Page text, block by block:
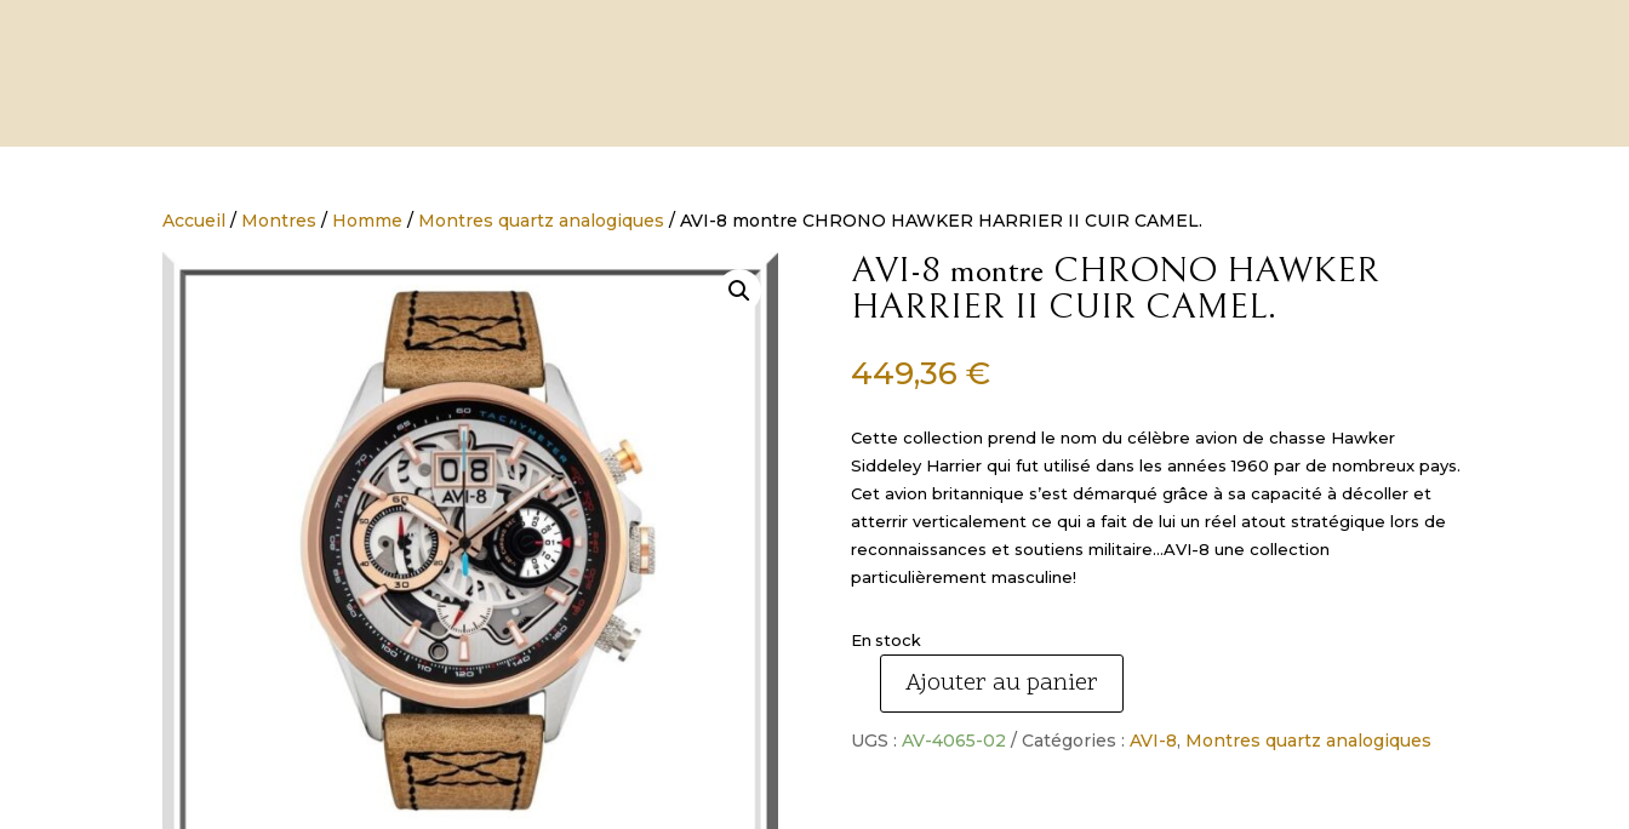
Accueil / Montres / Homme / Montres quartz analogiques / AVI-8 montre CHRONO HAWKER HARRIER II CUIR CAMEL.
AVI-8 montre CHRONO HAWKER
HARRIER II CUIR CAMEL.
449,36 €
Cette collection prend le nom du célèbre avion de chasse Hawker
Siddeley Harrier qui fut utilisé dans les années 1960 par de nombreux pays.
Cet avion britannique s’est démarqué grâce à sa capacité à décoller et
atterrir verticalement ce qui a fait de lui un réel atout stratégique lors de
reconnaissances et soutiens militaire…AVI-8 une collection
particulièrement masculine!
En stock
quantité
AVI-
Ajouter au panier
UGS : AV-4065-02 Catégories : AVI-8, Montres quartz analogiques